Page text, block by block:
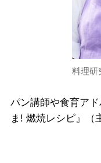
料理
パン講師や食育ア
ま! 燃焼レシピ』（